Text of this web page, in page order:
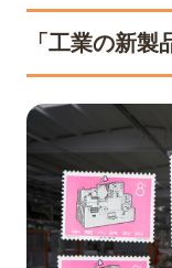
「工業の新